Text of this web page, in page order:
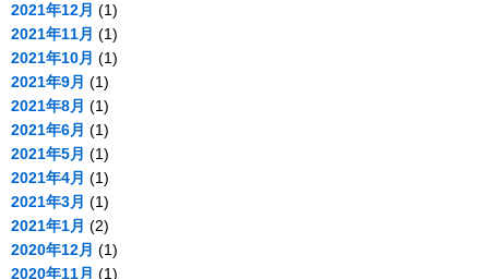
2021年12月 (1)
2021年11月 (1)
2021年10月 (1)
2021年9月 (1)
2021年8月 (1)
2021年6月 (1)
2021年5月 (1)
2021年4月 (1)
2021年3月 (1)
2021年1月 (2)
2020年12月 (1)
2020年11月 (1)